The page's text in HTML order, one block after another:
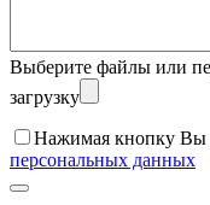
Выберите файлы или
загрузку
Нажимая кнопку Вы
персональных данных